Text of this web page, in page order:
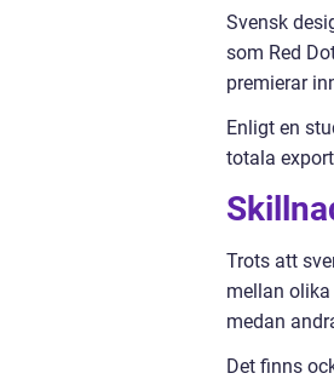
Svensk
som Red
premierar
Enligt en
totala
Trots att
mellan
medan
Det finns